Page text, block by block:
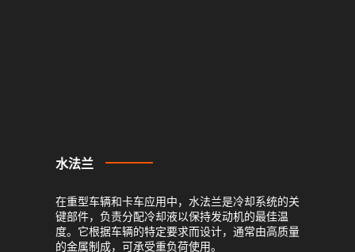
水法兰
在重型车辆和卡车应用中，水法兰是冷却系统的关
键部件，负责分配冷却液以保持发动机的最佳温
度。它根据车辆的特定要求而设计，通常由高质量
的金属制成，可承受重负荷使用。